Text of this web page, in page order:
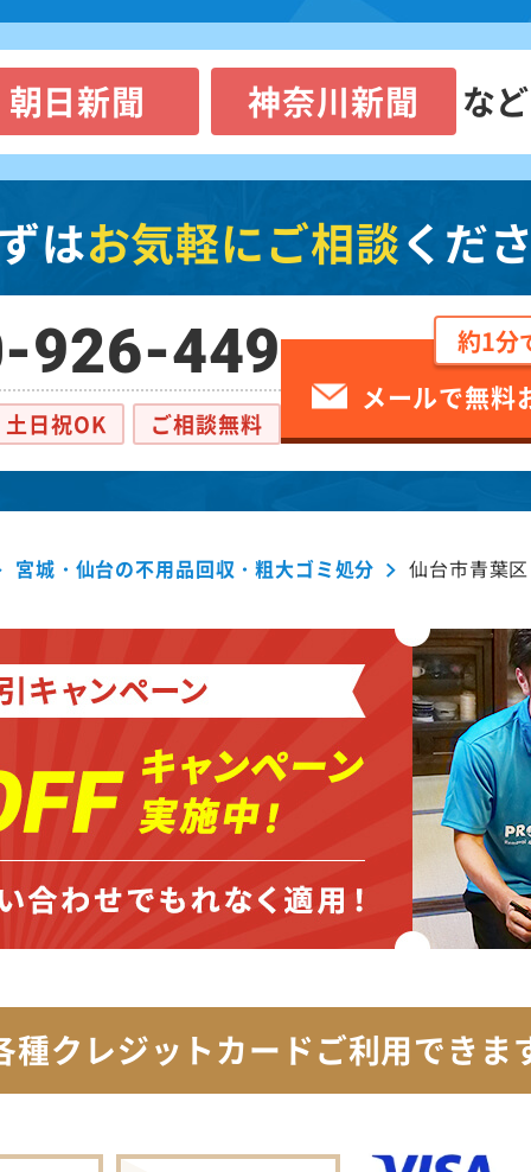
朝日新聞 神奈川新聞 な
はお気軽にご相談くだ
926-449
土日祝OK ご相談無料
約1分
メールで無料
宮城・仙台の不用品回収・粗大ゴミ処分 仙台市青葉区
種クレジットカードご利用できま